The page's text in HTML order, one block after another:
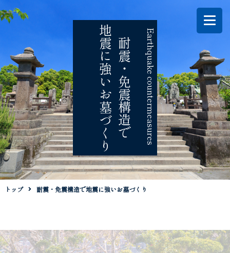
Earthquake countermeasures
耐震・免震構造で
地震に強いお墓づくり
トップ 耐震・免震構造で地震に強いお墓づくり